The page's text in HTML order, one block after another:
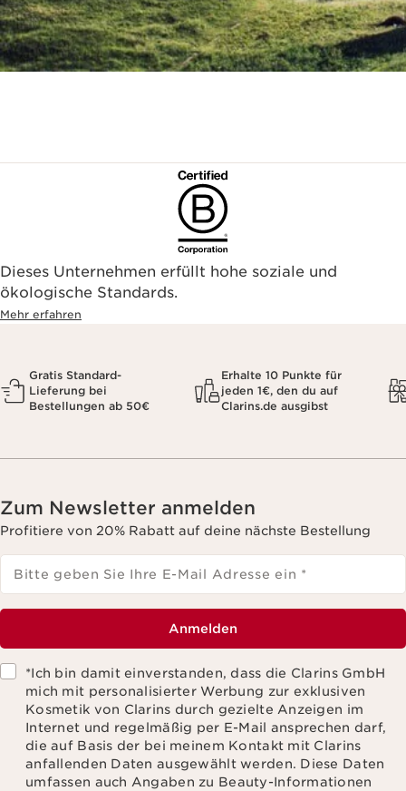
Dieses Unternehmen erfüllt hohe soziale und
ökologische Standards.
Mehr erfahren
Gratis Standard-
Lieferung bei
Bestellungen ab 50€
Erhalte 10 Punkte für
jeden 1€, den du auf
Clarins.de ausgibst
Zum Newsletter anmelden
Profitiere von 20% Rabatt auf deine nächste Bestellung
Bitte geben Sie Ihre E-Mail Adresse ein *
Anmelden
*Ich bin damit einverstanden, dass die Clarins GmbH
mich mit personalisierter Werbung zur exklusiven
Kosmetik von Clarins durch gezielte Anzeigen im
Internet und regelmäßig per E-Mail ansprechen darf,
die auf Basis der bei meinem Kontakt mit Clarins
anfallenden Daten ausgewählt werden. Diese Daten
umfassen auch Angaben zu Beauty-Informationen